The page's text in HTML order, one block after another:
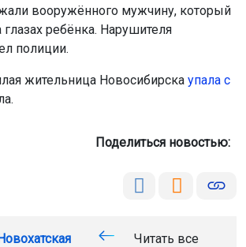
вооружённого мужчину, который
ребёнка. Нарушителя
полиции.
жительница Новосибирска упала с
Поделиться новостью:
Читать все